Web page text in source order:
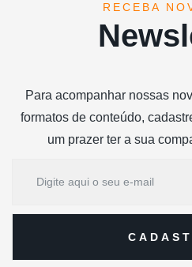
RECEBA
Para acompanhar nossas
formatos de conteúdo,
um prazer ter a sua